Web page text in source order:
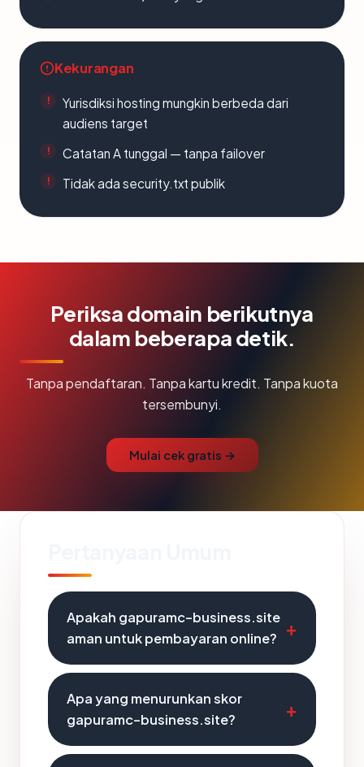
Kekurangan
Yurisdiksi hosting mungkin berbeda dari
audiens target
Catatan A tunggal — tanpa failover
Tidak ada security.txt publik
Periksa domain berikutnya
dalam beberapa detik.
Tanpa pendaftaran. Tanpa kartu kredit. Tanpa kuota
tersembunyi.
Mulai cek gratis →
Apakah gapuramc-business.site
aman untuk pembayaran online?
Apa yang menurunkan skor
gapuramc-business.site?